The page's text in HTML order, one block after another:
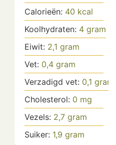
Calorieën: 40 kcal
Koolhydraten: 4 gram
Eiwit: 2,1 gram
Vet: 0,4 gram
Verzadigd vet: 0,1 gram
Cholesterol: 0 mg
Vezels: 2,7 gram
Suiker: 1,9 gram